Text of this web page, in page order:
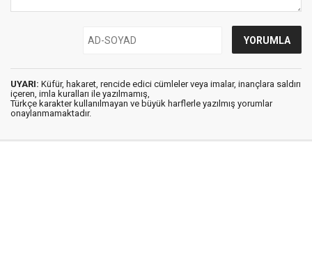
UYARI: Küfür, hakaret, rencide edici cümleler veya imalar, inançlara saldırı
içeren, imla kuralları ile yazılmamış,
Türkçe karakter kullanılmayan ve büyük harflerle yazılmış yorumlar
onaylanmamaktadır.